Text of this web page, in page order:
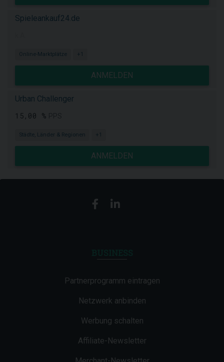
Spieleankauf24.de
Online-Marktplätze +1
ANMELDEN
Urban Challenger
15,00 %
Städte, Länder & Regionen +1
ANMELDEN
Partnerprogramm eintragen
Netzwerk anbinden
Werbung schalten
Affiliate-Newsletter